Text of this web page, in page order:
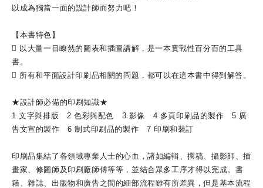
以成為獨當一面的設計師而努力吧！
【本書特色】
 以大量一目瞭然的圖表和插圖講解，是一本實戰性百分百的工具
書。
 所有和平面設計印刷品相關的問題，都可以在這本書中得到解答。
★設計師必備的印刷知識★
1 文字與排版 2 色彩與配色 3 影像 4 多頁印刷品的製作 5 廣
告文宣的製作 6 制式印刷品的製作 7 印刷和裝訂
印刷品集結了各領域專業人士的心血，諸如編輯、撰稿、攝影師、插
畫家、修圖師及印刷廠師傅等等，並結合眾多工序才得以完成。書
籍、雜誌、出版物和廣告之間的細部流程雖有所差異，但是基本流程